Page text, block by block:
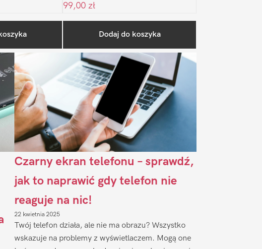
99,00 zł
Dodaj do koszyka
Sidebar
Czarny ekran telefonu – sprawdź,
jak to naprawić gdy telefon nie
reaguje na nic!
22 kwietnia 2025
Twój telefon działa, ale nie ma obrazu? Wszystko
wskazuje na problemy z wyświetlaczem. Mogą one